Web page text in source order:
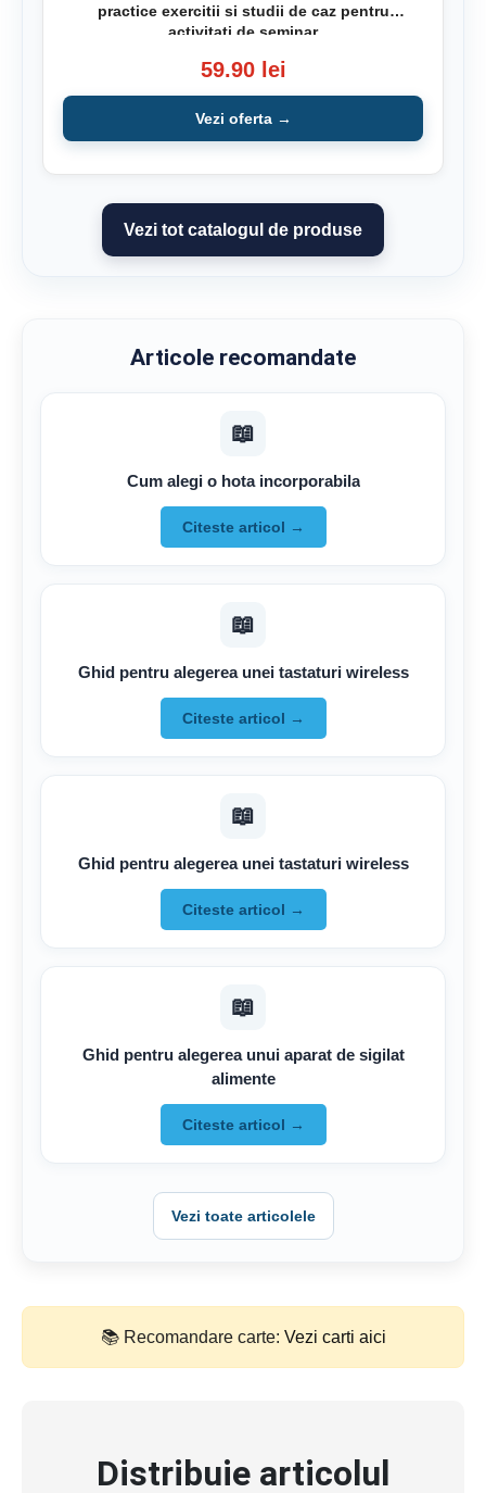
practice exercitii si studii de caz pentru
activitati de seminar
59.90 lei
Vezi oferta →
Vezi tot catalogul de produse
Articole recomandate
📖
Cum alegi o hota incorporabila
Citeste articol →
📖
Ghid pentru alegerea unei tastaturi wireless
Citeste articol →
📖
Ghid pentru alegerea unei tastaturi wireless
Citeste articol →
📖
Ghid pentru alegerea unui aparat de sigilat
alimente
Citeste articol →
Vezi toate articolele
📚 Recomandare carte: Vezi carti aici
Distribuie articolul